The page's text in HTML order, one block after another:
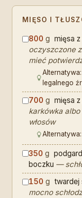
MIĘSO I
800 g mięsa
oczyszczone
mieć
legalnego
700 g mięsa
karkówka albo
włosów
350 g
boczku —
150 g twardej
mocno